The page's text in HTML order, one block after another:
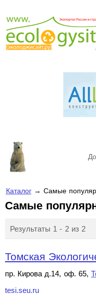
Каталог→ Самые
Самые
Результаты 1 - 2 из 2
Томская
пр. Кирова д.14, оф. 65,
tesi.seu.ru